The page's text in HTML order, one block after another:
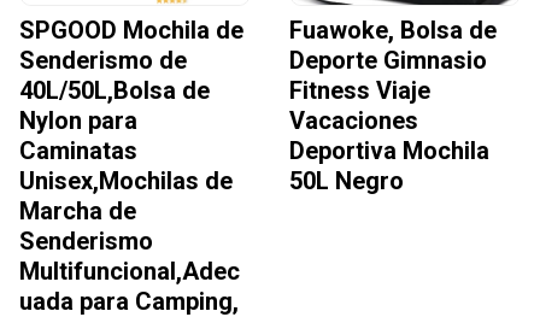
SPGOOD Mochila de
Senderismo de
40L/50L,Bolsa de
Nylon para
Caminatas
Unisex,Mochilas de
Marcha de
Senderismo
Multifuncional,Adec
uada para Camping,
Fuawoke, Bolsa de
Deporte Gimnasio
Fitness Viaje
Vacaciones
Deportiva Mochila
50L Negro